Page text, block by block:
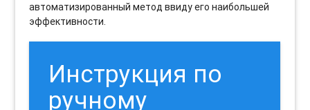
автоматизированный метод ввиду его наибольшей
эффективности.
Инструкция по
ручному